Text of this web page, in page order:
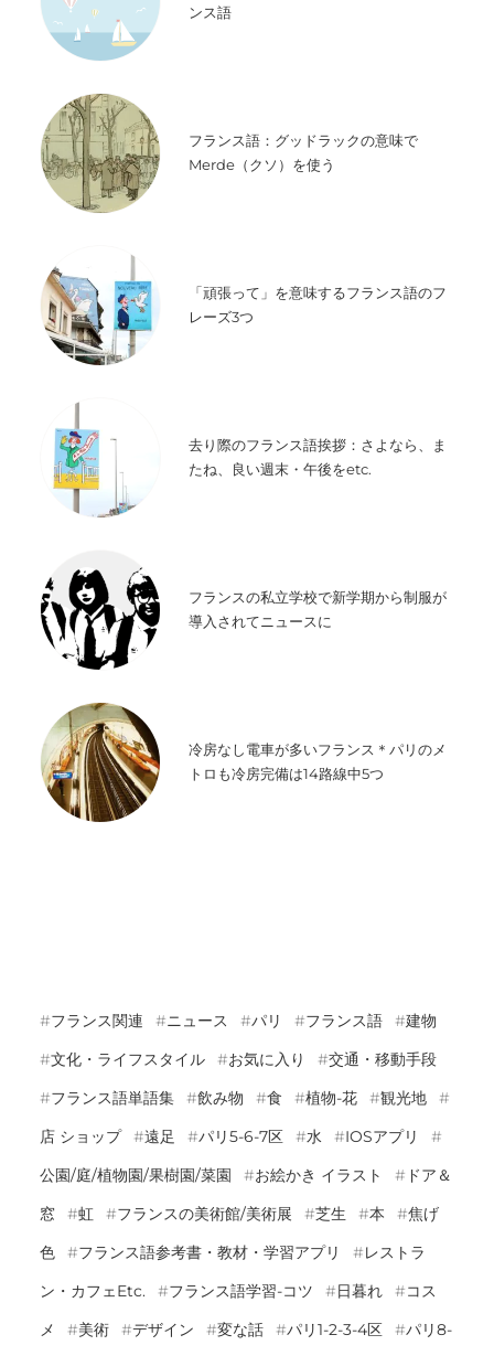
ンス語
フランス語：グッドラックの意味で
Merde（クソ）を使う
「頑張って」を意味するフランス語のフ
レーズ3つ
去り際のフランス語挨拶：さよなら、ま
たね、良い週末・午後をetc.
フランスの私立学校で新学期から制服が
導入されてニュースに
冷房なし電車が多いフランス＊パリのメ
トロも冷房完備は14路線中5つ
フランス関連 ニュース パリ フランス語
建物
文化・ライフスタイル
お気に入り
交通・移動手段
フランス語単語集
飲み物 食 植物-花
観光地
店 ショップ
遠足 パリ5-6-7区 水
IOSアプリ
公園/庭/植物園/果樹園/菜園
お絵かき イラスト
ドア＆
窓
虹 フランスの美術館/美術展 芝生 本
焦げ
色
フランス語参考書・教材・学習アプリ
レストラ
ン・カフェetc.
フランス語学習-コツ 日暮れ
コス
メ
美術 デザイン 変な話 パリ1-2-3-4区
パリ8-